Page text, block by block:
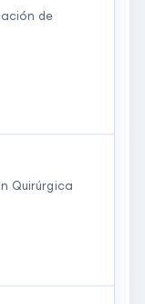
de
Quirúrgica